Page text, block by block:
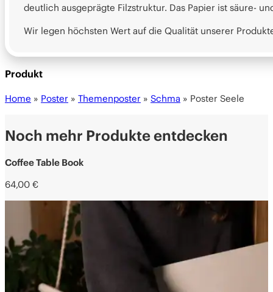
deutlich ausgeprägte Filzstruktur. Das Papier ist säure-
Wir legen höchsten Wert auf die Qualität unserer
Produkt
Home » Poster » Themenposter » Schma » Poster Seele
Noch mehr Produkte entdecken
Coffee Table Book
64,00 €